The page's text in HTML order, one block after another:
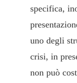
specifica,
uno degli
crisi, in
non può